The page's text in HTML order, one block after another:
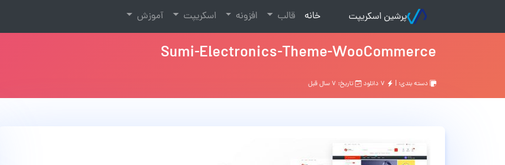
پرشین اسکریپت خانه
(current) قالب افزونه اسکریپت آموزش
Sumi-Electronics-Theme-WooCommerce
دسته بندی: | تاریخ: ۷ سال قبل